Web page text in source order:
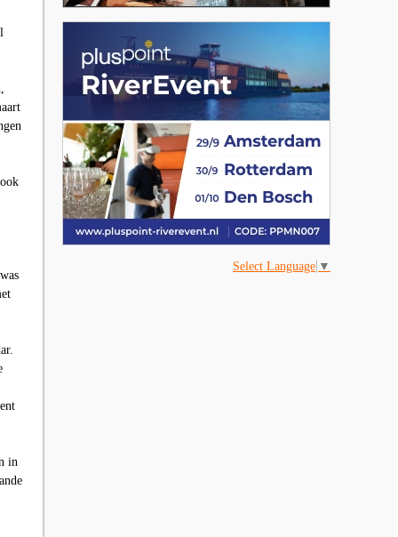
in
Select Language ▼